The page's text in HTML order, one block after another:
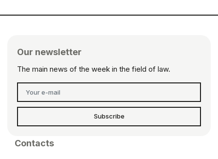
Our newsletter
The main news of the week in the field of law.
Subscribe
Contacts